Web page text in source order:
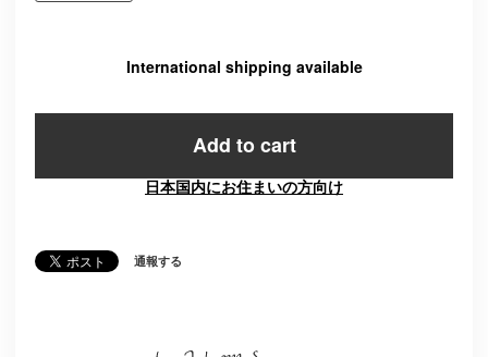
International shipping available
Add to cart
日本国内にお住まいの方向け
通報する